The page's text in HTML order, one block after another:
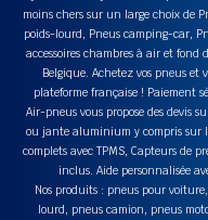
moins chers sur un large choix de
poids-lourd, Pneus camping-car,
accessoires chambres à air et
Belgique. Achetez vos pneus et
plateforme française ! Paiement
Air-pneus vous propose des devis
ou jante aluminium y compris sur
complets avec TPMS, Capteurs de
inclus. Aide personnalisée
Nos produits : pneus pour
lourd, pneus camion, pneus